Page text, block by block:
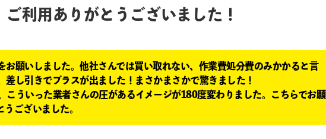
ご利用ありがとうございました！
お願いしました。他社さんでは買い取れない、作業費処分費のみかかると言
差し引きでプラスが出ました！まさかまさかで驚きました！
こういった業者さんの圧があるイメージが180度変わりました。こちらでお願
ございました。